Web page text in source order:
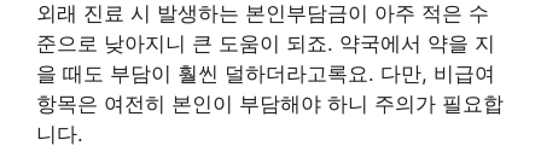
외래 진료 시 발생하는 본인부담금이 아주 적은 수
준으로 낮아지니 큰 도움이 되죠. 약국에서 약을 지
을 때도 부담이 훨씬 덜하더라고록요. 다만, 비급여
항목은 여전히 본인이 부담해야 하니 주의가 필요합
니다.